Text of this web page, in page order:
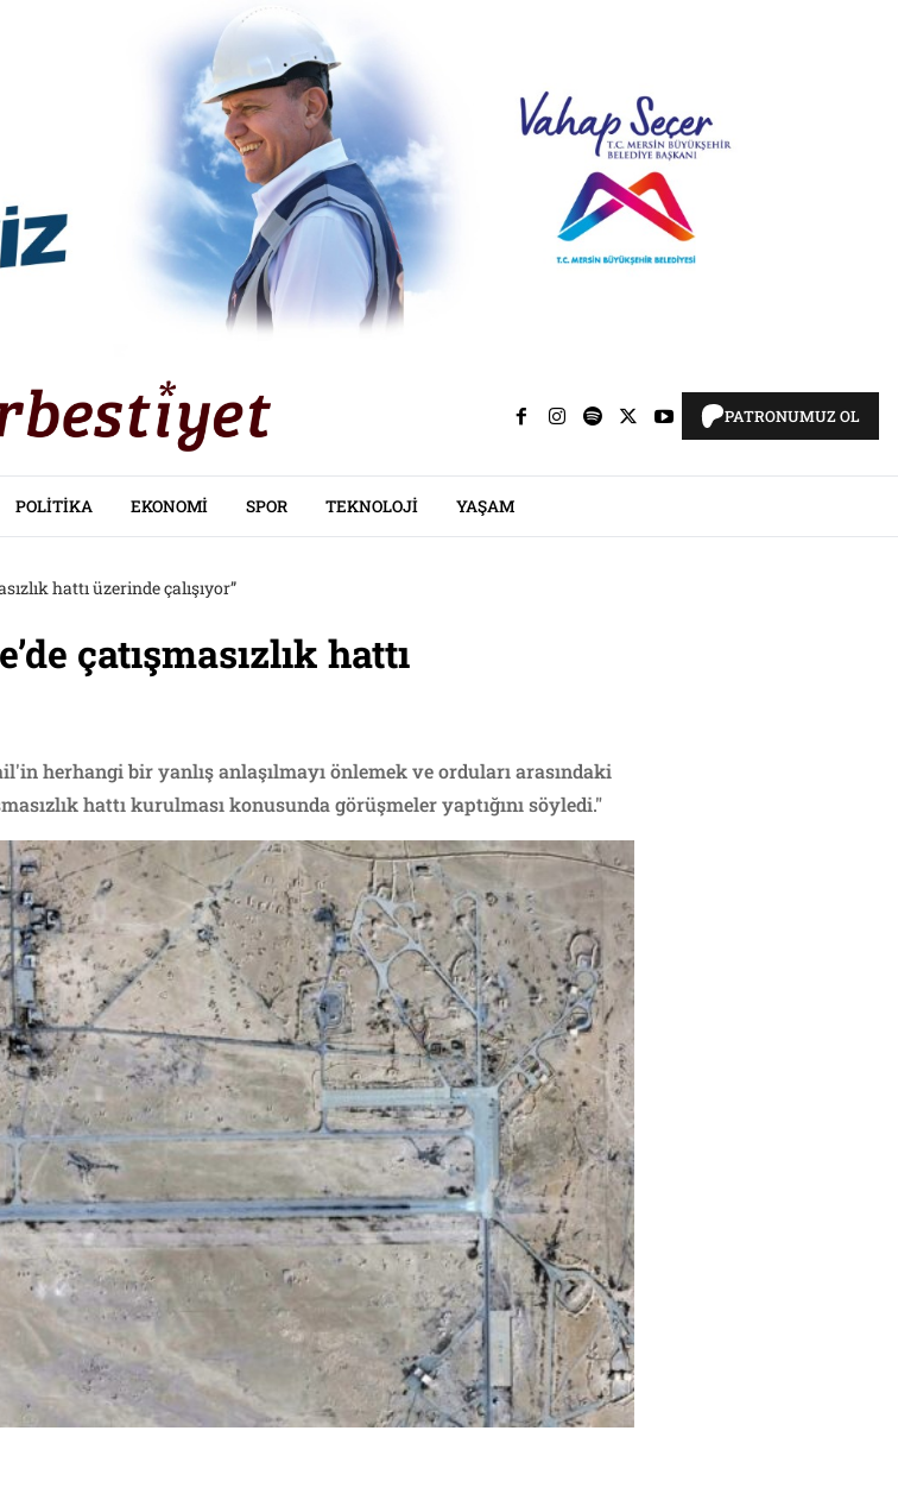
PATRONUMUZ OL
POLITIKA EKONOMI SPOR TEKNOLOJI YAŞAM
hattı üzerinde çalışıyor”
çatışmasızlık hattı
herhangi bir yanlış anlaşılmayı önlemek ve orduları arasındaki
hattı kurulması konusunda görüşmeler yaptığını söyledi."